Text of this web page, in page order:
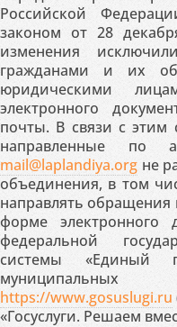
Российской
законом от 28
изменения
гражданами и их
юридическими
электронного
почты. В связи с этим
направленные по
mail@laplandiya.org не
объединения, в том
направлять
форме электронного
федеральной
системы «Единый
https://www.gosuslugi.ru
«Госуслуги. Решаем